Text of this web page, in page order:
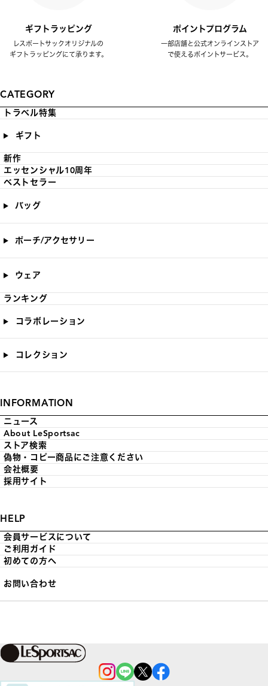
ギフトラッピング
レスポートサックオリジナルの
ギフトラッピングにて承ります。
ポイントプログラム
一部店舗と公式オンラインストア
で使えるポイントサービス。
CATEGORY
トラベル特集
ギフト
新作
エッセンシャル10周年
ベストセラー
バッグ
ポーチ/アクセサリー
ウェア
ランキング
コラボレーション
コレクション
INFORMATION
ニュース
About LeSportsac
ストア検索
偽物・コピー商品にご注意ください
会社概要
採用サイト
HELP
会員サービスについて
ご利用ガイド
初めての方へ
お問い合わせ